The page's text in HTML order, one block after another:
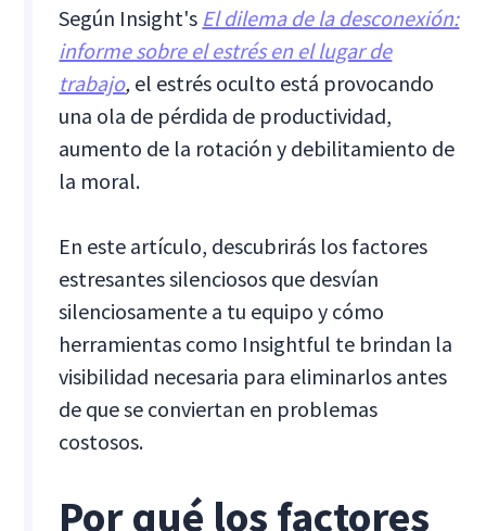
Según Insight's El dilema de la desconexión:
informe sobre el estrés en el lugar de
trabajo, el estrés oculto está provocando
una ola de pérdida de productividad,
aumento de la rotación y debilitamiento de
la moral.
En este artículo, descubrirás los factores
estresantes silenciosos que desvían
silenciosamente a tu equipo y cómo
herramientas como Insightful te brindan la
visibilidad necesaria para eliminarlos antes
de que se conviertan en problemas
costosos.
Por qué los factores